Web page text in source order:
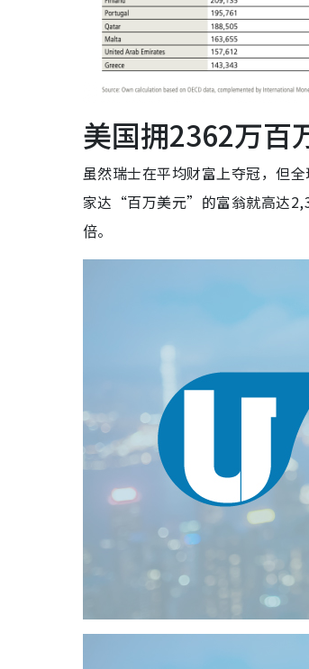
美国拥2362万百
虽然瑞士在平均财富上夺冠，但
家达“百万美元”的富翁就高达
倍。